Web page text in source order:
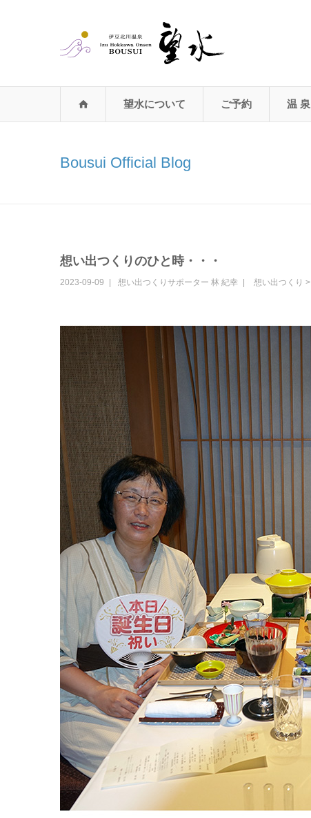
望水について ご予約 温 泉
Bousui Official Blog
想い出つくりのひと時・・・
2023-09-09 想い出つくりサポーター 林 紀幸 想い出つくり >